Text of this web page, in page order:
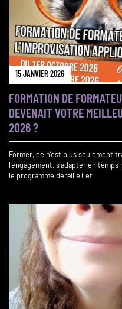
15 JANVIER 2026
FORMATION DE
DEVENAIT VOTRE
2026 ?
Former, ce n’est plus seulement
l’engagement, s’adapter en
le programme déraille ( et